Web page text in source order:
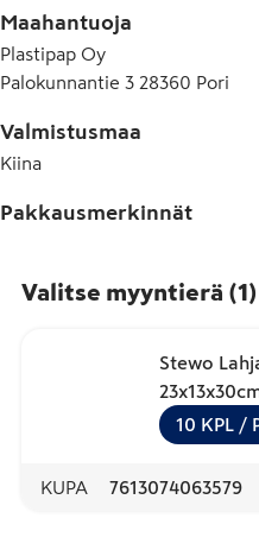
Maahantuoja
Plastipap Oy
Palokunnantie 3 28360 Pori
Valmistusmaa
Kiina
Pakkausmerkinnät
Valitse myyntierä (1)
Stewo
10 KPL /
KUPA 7613074063579